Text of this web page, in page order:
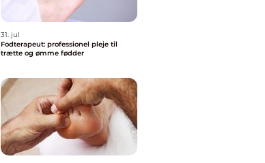
31. jul
Fodterapeut: professionel pleje til
trætte og ømme fødder